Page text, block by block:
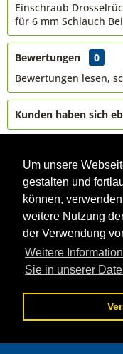
Um unsere
gestalten und
können,
weitere Nutzung
der Verwendung
Weitere
Sie in unserer
Einschraub
für 6 mm Schlauch
Bewertungen
0
Bewertungen lesen,
Kunden haben sich
Service Hotline
Shop Service
Informationen
Newsletter
Statt- und